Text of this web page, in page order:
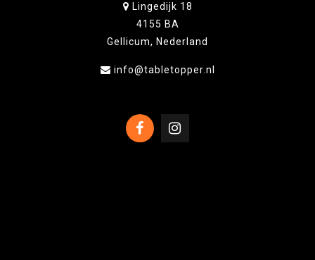
Lingedijk 18
4155 BA
Gellicum, Nederland
info@tabletopper.nl